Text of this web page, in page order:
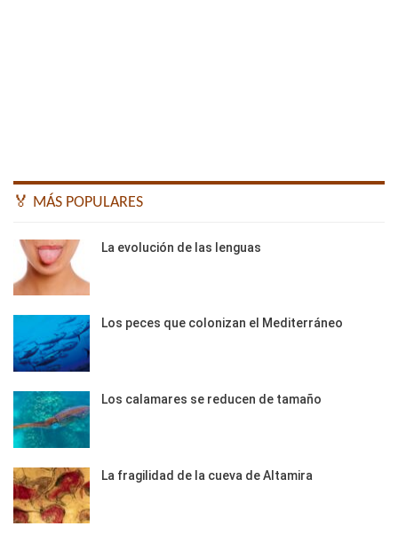
🏅 MÁS POPULARES
La evolución de las lenguas
Los peces que colonizan el Mediterráneo
Los calamares se reducen de tamaño
La fragilidad de la cueva de Altamira